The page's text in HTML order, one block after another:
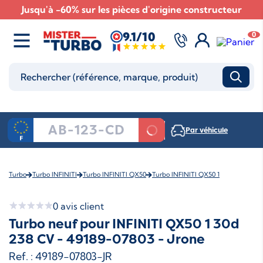
Jusqu'à -60% sur les pièces d'origine constructeur
9.1/10 0
Par véhicule
Turbo Turbo INFINITI Turbo INFINITI QX50 Turbo INFINITI QX50 1
0 avis client
Turbo neuf pour INFINITI QX50 1 30d
238 CV - 49189-07803 - Jrone
Ref. : 49189-07803-JR